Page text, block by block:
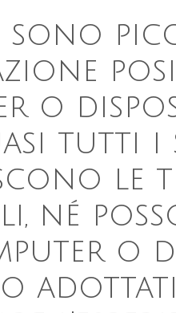
sono
o
tutti i
le
né
o
adottati